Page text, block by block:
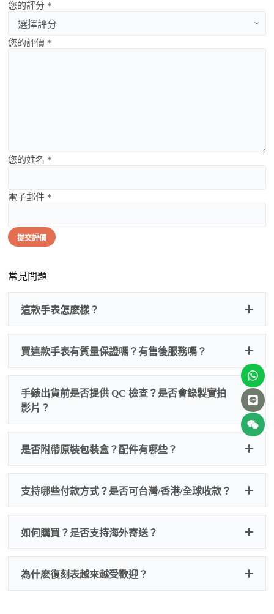
您的評分 *
您的評價 *
您的姓名 *
電子郵件 *
提交評價
常見問題
這款手表怎麽樣？
買這款手表有質量保證嗎？有售後服務嗎？
非人
為事故，免費維修三年
人為事故我們只收更換配件
手錶出貨前是否提供 QC 檢查？是否會錄製實拍
影片？
質檢查
度、錶帶等部位是否完好無瑕、貼合緊密。
是否有異音，再根據款式進行上弦與功能測試。
是否附帶原裝包裝盒？配件有哪些？
我們默認會提供普通盒子，如果需要原裝盒子可
以找我們搭配，選擇原裝盒子附屬配件：原裝盒
如是鋼帶手錶會贈送拆錶帶工具。
注：部分原裝盒子需要加錢購買，價格也不貴。
支持哪些付款方式？是否可台灣/香港/全球收款？
交易方式
如何購買？是否支持海外寄送？
為什麽復刻表越來越受歡迎？